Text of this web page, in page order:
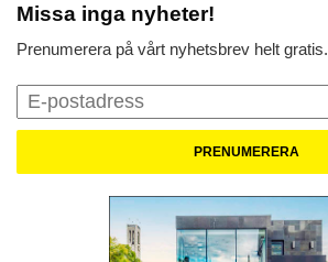
Missa inga nyheter!
Prenumerera på vårt nyhetsbrev helt gratis.